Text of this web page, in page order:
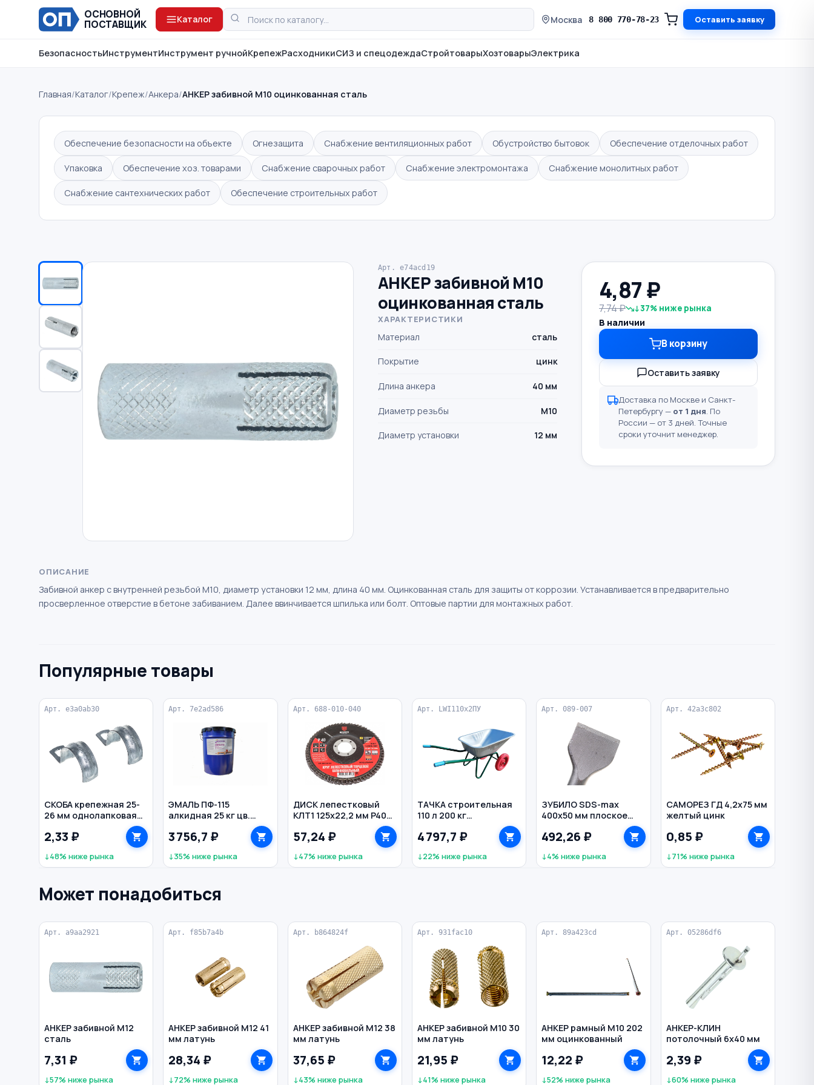
ОСНОВНОЙ
ПОСТАВЩИК
Каталог Москва 8 800 770-78-23 Оставить заявку
БезопасностьИнструментИнструмент ручнойКрепежРасходникиСИЗ и спецодеждаСтройтоварыХозтоварыЭлектрика
Главная/Каталог/Крепеж/Анкера/АНКЕР забивной M10 оцинкованная сталь
Обеспечение безопасности на объекте Огнезащита Снабжение вентиляционных работ Обустройство бытовок Обеспечение отделочных работ
Упаковка Обеспечение хоз. товарами Снабжение сварочных работ Снабжение электромонтажа Снабжение монолитных работ
Снабжение сантехнических работ Обеспечение строительных работ
Арт. e74acd19
АНКЕР забивной M10
оцинкованная сталь
ХАРАКТЕРИСТИКИ
Материал сталь
Покрытие цинк
Длина анкера 40 мм
Диаметр резьбы М10
Диаметр установки 12 мм
4,87₽
7,74 ₽ ↓37% ниже рынка
В наличии
В корзину
Оставить заявку
Доставка по Москве и Санкт-
Петербургу — от 1 дня. По
России — от 3 дней. Точные
сроки уточнит менеджер.
ОПИСАНИЕ
Забивной анкер с внутренней резьбой М10, диаметр установки 12 мм, длина 40 мм. Оцинкованная сталь для защиты от коррозии. Устанавливается в предварительно
просверленное отверстие в бетоне забиванием. Далее ввинчивается шпилька или болт. Оптовые партии для монтажных работ.
Популярные товары
Арт. e3a0ab30
СКОБА крепежная 25-
26 мм однолапковая
2,33 ₽
↓48% ниже рынка
Арт. 7e2ad586
ЭМАЛЬ ПФ-115
алкидная 25 кг цв.
3 756,7 ₽
↓35% ниже рынка
Арт. 688-010-040
ДИСК лепестковый
КЛТ1 125х22,2 мм P40
HEADROCK
57,24 ₽
↓47% ниже рынка
Арт. LWI110х2ПУ
ТАЧКА строительная
110 л 200 кг
4 797,7 ₽
↓22% ниже рынка
Арт. 089-007
ЗУБИЛО SDS-max
400х50 мм плоское
Special MONOGRAM
492,26 ₽
↓4% ниже рынка
Арт. 42a3c802
САМОРЕЗ ГД 4,2х75 мм
желтый цинк
0,85 ₽
↓71% ниже рынка
Может понадобиться
Арт. a9aa2921
АНКЕР забивной M12
сталь
7,31 ₽
↓57% ниже рынка
Арт. f85b7a4b
АНКЕР забивной M12 41
мм латунь
28,34 ₽
↓72% ниже рынка
Арт. b864824f
АНКЕР забивной M12 38
мм латунь
37,65 ₽
↓43% ниже рынка
Арт. 931fac10
АНКЕР забивной M10 30
мм латунь
21,95 ₽
↓41% ниже рынка
Арт. 89a423cd
АНКЕР рамный M10 202
мм оцинкованный
12,22 ₽
↓52% ниже рынка
Арт. 05286df6
АНКЕР-КЛИН
потолочный 6х40 мм
2,39 ₽
↓60% ниже рынка